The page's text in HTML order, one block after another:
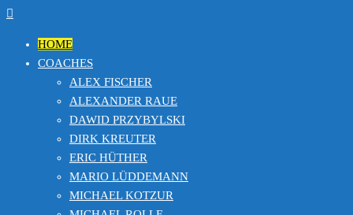
HOME
COACHES
ALEX FISCHER
ALEXANDER RAUE
DAWID PRZYBYLSKI
DIRK KREUTER
ERIC HÜTHER
MARIO LÜDDEMANN
MICHAEL KOTZUR